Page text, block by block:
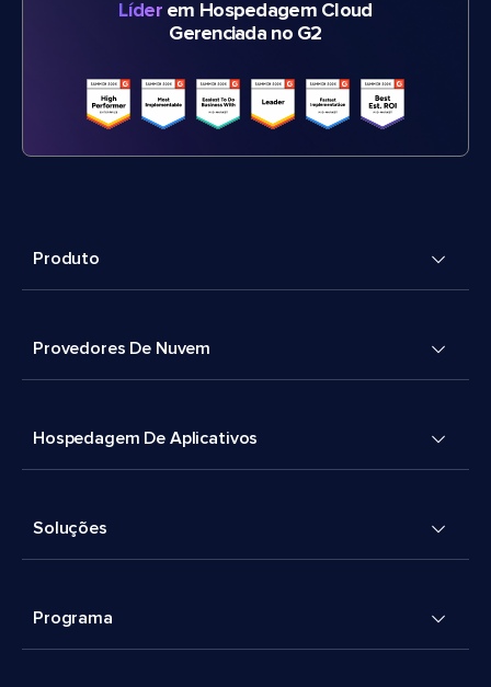
Líderem Hospedagem Cloud
Gerenciada no G2
Produto
Provedores De Nuvem
Hospedagem De Aplicativos
Soluções
Programa